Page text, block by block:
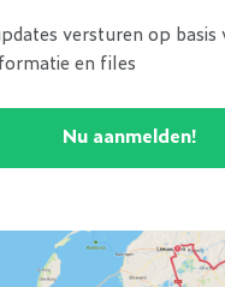
versturen op basis
en files
Nu aanmelden!